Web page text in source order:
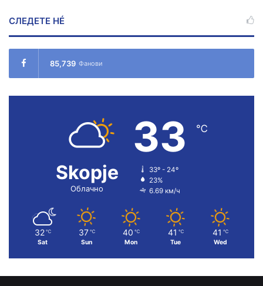
СЛЕДЕТЕ НÉ
85,739 Фанови
Skopje
Облачно
33 ℃
33º - 24º
23%
6.69 км/ч
32 ℃
Sat
37 ℃
Sun
40 ℃
Mon
41 ℃
Tue
41 ℃
Wed